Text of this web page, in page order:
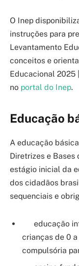
O Inep
instruções para
Levantamento
conceitos e
Educacional 2025
no portal do Inep.
Educação
A educação
Diretrizes e Bases
estágio inicial da
dos cidadãos
sequenciais e
educação
crianças de 0 a
compulsória